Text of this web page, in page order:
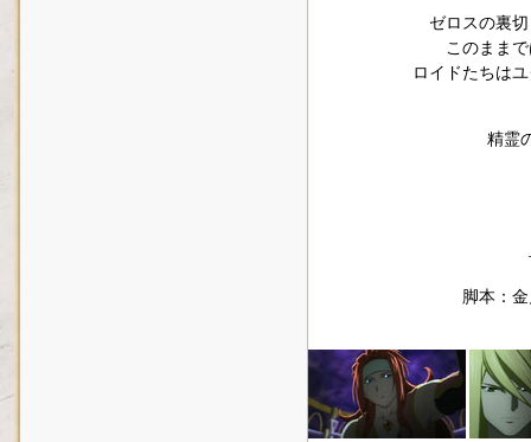
ゼロスの裏
このまま
ロイドたちは
精霊
脚本：